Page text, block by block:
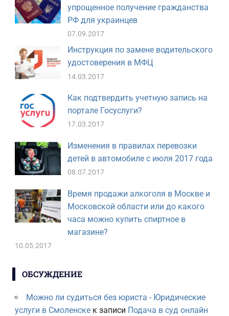
упрощенное получение гражданства
РФ для украинцев
07.09.2017
Инструкция по замене водительского
удостоверения в МФЦ
14.03.2017
Как подтвердить учетную запись на
портале Госуслуги?
17.03.2017
Изменения в правилах перевозки
детей в автомобиле с июля 2017 года
08.07.2017
Время продажи алкоголя в Москве и
Московской области или до какого
часа можно купить спиртное в
магазине?
10.05.2017
ОБСУЖДЕНИЕ
Можно ли судиться без юриста - Юридические
услуги в Смоленскек записи Подача в суд онлайн